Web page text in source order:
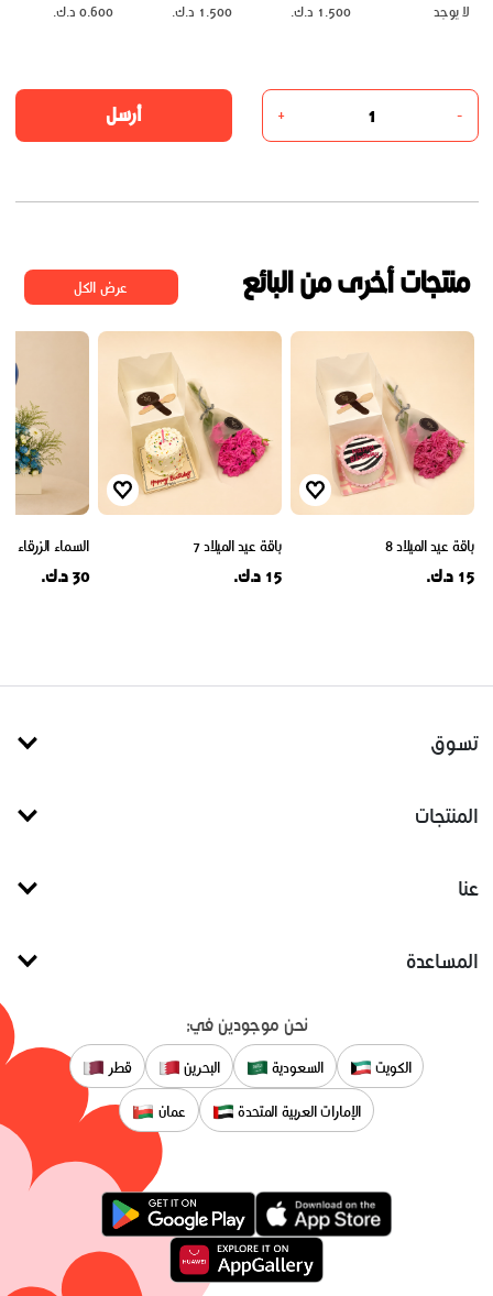
لا يوجد 1.500 د.ك. 1.500 د.ك. 0.600 د.ك.
-
+ أرسل
منتجات أخرى من البائع عرض الكل
باقة عيد الميلاد 8
15 د.ك.
باقة عيد الميلاد 7
15 د.ك.
السماء الزرقاء
30 د.ك.
تسوق
المنتجات
عنا
المساعدة
نحن موجودين في:
الكويت السعودية البحرين قطر
الإمارات العربية المتحدة عمان